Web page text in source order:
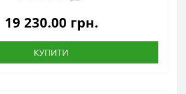
19 230.00 грн.
КУПИТИ